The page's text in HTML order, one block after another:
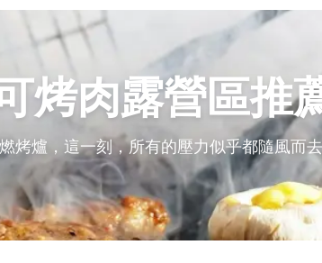
烤肉露營區推
烤爐，這一刻，所有的壓力似乎都隨風而